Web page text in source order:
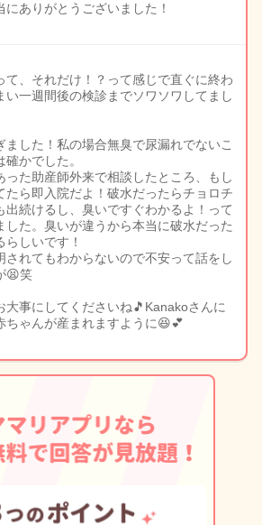
にありがとうございました！
て、それだけ！？って感じで直ぐに終わ
い一週間後の検診までソワソワしてまし
ました！私の場合無臭で尿漏れでないこ
確かでした。
った助産師外来で相談したところ、もし
たら即入院だよ！破水だったらチョロチ
出続けるし、臭いですぐわかるよ！って
した。臭いが違うから本当に破水だった
らしいです！
されてもわからないので不安って話をし
😫笑
大事にしてくださいね🎵Kanakoさんに
ちゃんが産まれますように😆💕